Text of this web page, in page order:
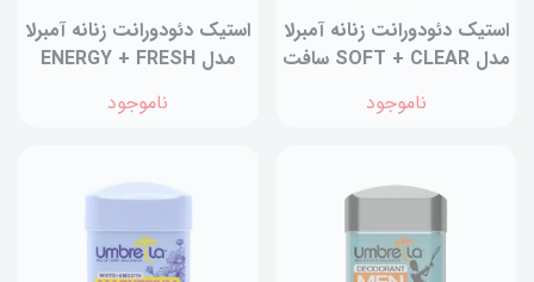
استیک دئودورانت‌ زنانه آمبرلا
مدل SOFT + CLEAR سافت
ناموجود
استیک دئودورانت‌ زنانه آمبرلا
مدل ENERGY + FRESH
ناموجود